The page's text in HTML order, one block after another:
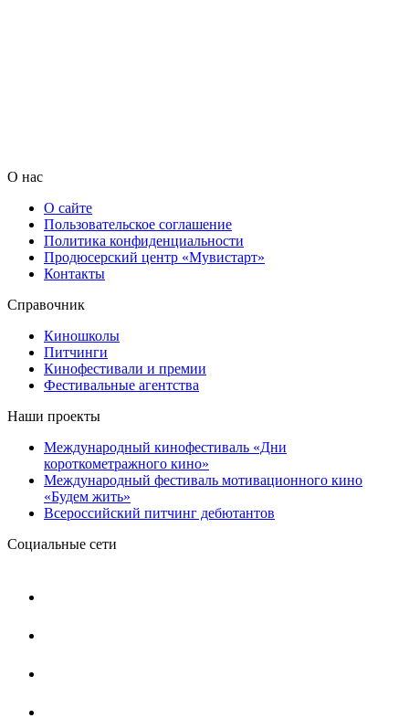
О нас
О сайте
Пользовательское соглашение
Политика конфиденциальности
Продюсерский центр «Мувистарт»
Контакты
Справочник
Киношколы
Питчинги
Кинофестивали и премии
Фестивальные агентства
Наши проекты
Международный кинофестиваль «Дни
короткометражного кино»
Международный фестиваль мотивационного кино
«Будем жить»
Всероссийский питчинг дебютантов
Социальные сети